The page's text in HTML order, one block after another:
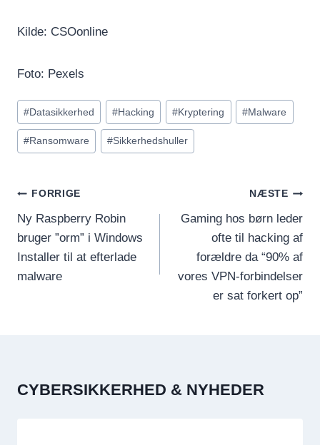
Kilde: CSOonline
Foto: Pexels
Indlæg-
tags:
#Datasikkerhed #Hacking #Kryptering #Malware
#Ransomware #Sikkerhedshuller
INDLÆGSNAVIGATION
FORRIGE
Ny Raspberry Robin
bruger ”orm” i Windows
Installer til at efterlade
malware
NÆSTE
Gaming hos børn leder
ofte til hacking af
forældre da “90% af
vores VPN-forbindelser
er sat forkert op”
CYBERSIKKERHED & NYHEDER